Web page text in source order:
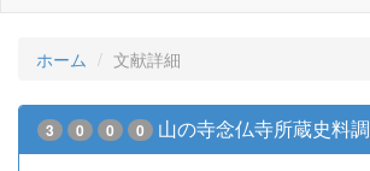
ホーム 文献詳細
3 0 0 0 山の寺念仏寺所蔵史料